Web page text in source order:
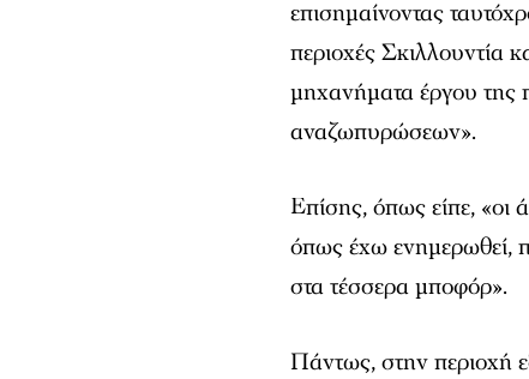
επισημαίνοντας
περιοχές Σκιλλουντία
μηχανήματα έργου της
αναζωπυρώσεων».
Επίσης, όπως είπε, «οι
όπως έχω ενημερωθεί,
στα τέσσερα μποφόρ».
Πάντως, στην περιοχή